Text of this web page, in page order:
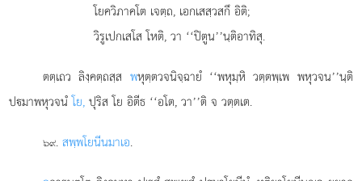
โยควิภาคโต เจตฺถ, เอกเสสฺวสกึ อิติ;
วิรูเปกเสโส โหติ, วา ‘‘ปิตูน’’นฺติอาทิสุ.
ตตฺเถว ลิงฺคตฺถสฺส พหุตฺตวจนิจฺฉายํ ‘‘พหุมฺหิ วตฺตพฺเพ พหุวจน’’นฺติ
ปมาพหุวจนํโย, ปุริส โย อิตีธ ‘‘อโต, วา’’ติ จ วตฺตเต.
๖๙.สพฺพโยนีนมาเอ.